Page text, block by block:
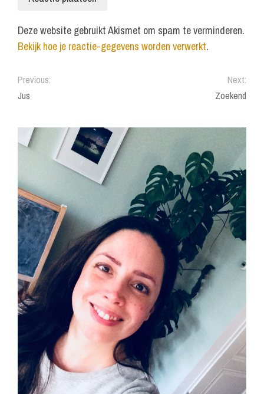
Deze website gebruikt Akismet om spam te verminderen.
Bekijk hoe je reactie-gegevens worden verwerkt.
Previous:
Jus
Next:
Zoekend